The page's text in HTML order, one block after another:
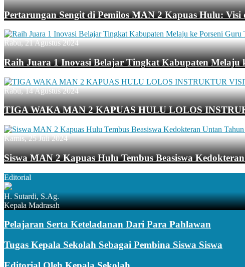
Pertarungan Sengit di Pemilos MAN 2 Kapuas Hulu: Visi
Rabu, 21 Agustus 2024
Raih Juara 1 Inovasi Belajar Tingkat Kabupaten Melaju
Rabu, 14 Agustus 2024
TIGA WAKA MAN 2 KAPUAS HULU LOLOS
Kamis, 25 Juli 2024
Siswa MAN 2 Kapuas Hulu Tembus Beasiswa
Editorial
H. Sutardi, S.Ag.
Kepala Madrasah
Pelajaran Serta Keteladanan Dari Para Pahlawan
Tugas Kepala Sekolah Sebagai Pembina Siswa Siswa